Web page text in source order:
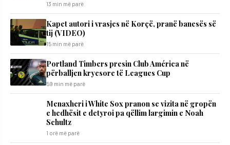
13 min më parë
Kapet autori i vrasjes në Korçë, pranë banesës së
tij (VIDEO)
15 min më parë
Portland Timbers presin Club América në
përballjen kryesore të Leagues Cup
59 min më parë
Menaxheri i White Sox pranon se vizita në gropën
e hedhësit e detyroi pa qëllim largimin e Noah
Schultz
1 orë më parë